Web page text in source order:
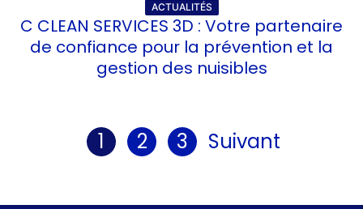
ACTUALITÉS
C CLEAN SERVICES 3D : Votre partenaire
de confiance pour la prévention et la
gestion des nuisibles
1 2 3 Suivant